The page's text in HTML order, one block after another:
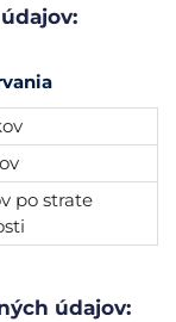
po strate
údajov: